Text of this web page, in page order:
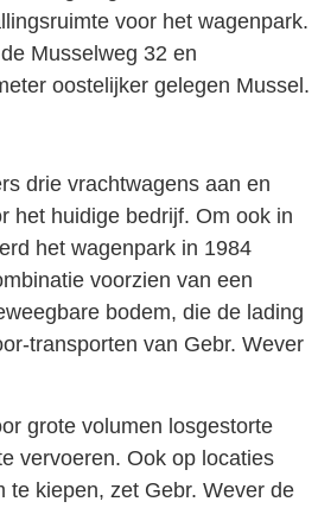
voor het wagenpark.
Musselweg 32 en
oostelijker gelegen Mussel.
drie vrachtwagens aan en
het huidige bedrijf. Om ook in
het wagenpark in 1984
voorzien van een
bodem, die de lading
transporten van Gebr. Wever
grote volumen losgestorte
vervoeren. Ook op locaties
te kiepen, zet Gebr. Wever de